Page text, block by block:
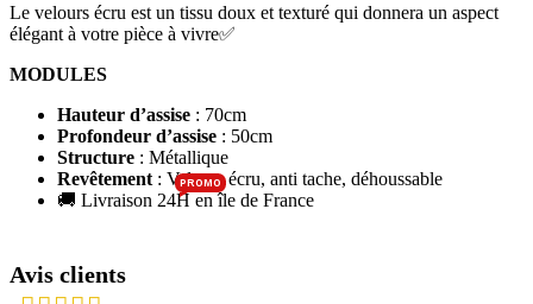
Le velours écru est un tissu doux et texturé qui donnera un aspect
élégant à votre pièce à vivre✅
MODULES
Hauteur d’assise : 70cm
Profondeur d’assise : 50cm
Structure : Métallique
Revêtement : Velours écru, anti tache, déhoussable
🚚 Livraison 24H en île de France
Avis clients
PROMO